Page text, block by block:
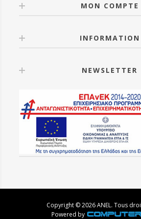
MON COMPTE
INFORMATION
NEWSLETTER
Copyright © 2026 ANEL. Tous
Powered by